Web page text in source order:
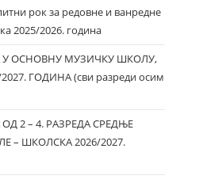
рок за редовне и ванредне
2025/2026. година
У ОСНОВНУ МУЗИЧКУ ШКОЛУ,
ГОДИНА (сви разреди осим
2 – 4. РАЗРЕДА СРЕДЊЕ
– ШКОЛСКА 2026/2027.